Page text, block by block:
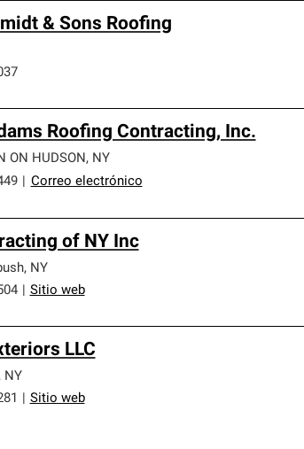
& Sons Roofing
Roofing Contracting, Inc.
ON HUDSON , NY
Correo electrónico
of NY Inc
, NY
Sitio web
LLC
NY
Sitio web